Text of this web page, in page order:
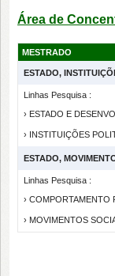
Área de
MESTRADO
ESTADO,
Linhas Pesquisa :
› ESTADO E
› INSTITUIÇÕES
ESTADO,
Linhas Pesquisa :
› COMPORTAMENTO
› MOVIMENTOS